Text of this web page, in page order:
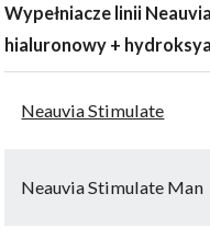
Wypełniacze linii
hialuronowy +
Neauvia Stimulate
Neauvia Stimulate Man